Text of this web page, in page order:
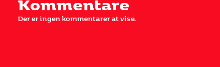
Der er ingen kommentarer at vise.